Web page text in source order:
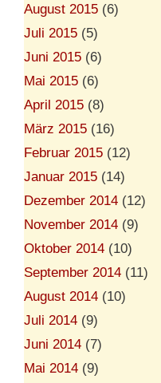
August 2015 (6)
Juli 2015 (5)
Juni 2015 (6)
Mai 2015 (6)
April 2015 (8)
März 2015 (16)
Februar 2015 (12)
Januar 2015 (14)
Dezember 2014 (12)
November 2014 (9)
Oktober 2014 (10)
September 2014 (11)
August 2014 (10)
Juli 2014 (9)
Juni 2014 (7)
Mai 2014 (9)